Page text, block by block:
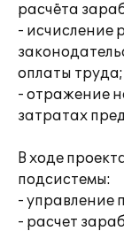
расчёта
- исчисление
оплаты труда;
- отражение
затратах
В ходе
подсистемы:
- управление
- расчет